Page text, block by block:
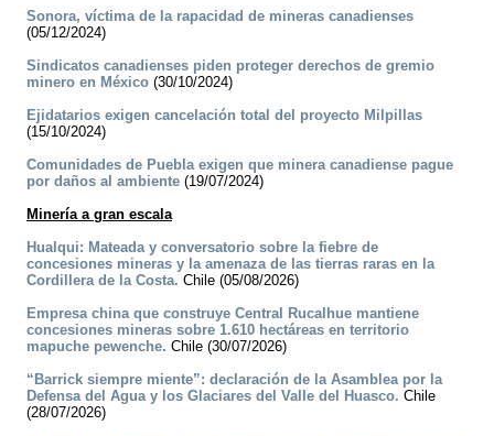
Sonora, víctima de la rapacidad de mineras canadienses
(05/12/2024)
Sindicatos canadienses piden proteger derechos de gremio
minero en México (30/10/2024)
Ejidatarios exigen cancelación total del proyecto Milpillas
(15/10/2024)
Comunidades de Puebla exigen que minera canadiense pague
por daños al ambiente (19/07/2024)
Minería a gran escala
Hualqui: Mateada y conversatorio sobre la fiebre de
concesiones mineras y la amenaza de las tierras raras en la
Cordillera de la Costa. Chile (05/08/2026)
Empresa china que construye Central Rucalhue mantiene
concesiones mineras sobre 1.610 hectáreas en territorio
mapuche pewenche. Chile (30/07/2026)
“Barrick siempre miente”: declaración de la Asamblea por la
Defensa del Agua y los Glaciares del Valle del Huasco. Chile
(28/07/2026)